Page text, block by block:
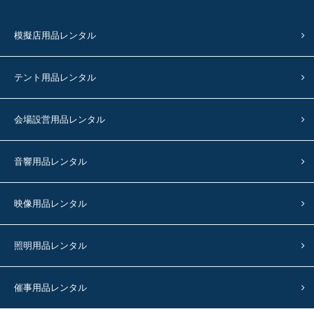
模擬店用品レンタル
テント用品レンタル
会場設営用品レンタル
音響用品レンタル
映像用品レンタル
照明用品レンタル
催事用品レンタル